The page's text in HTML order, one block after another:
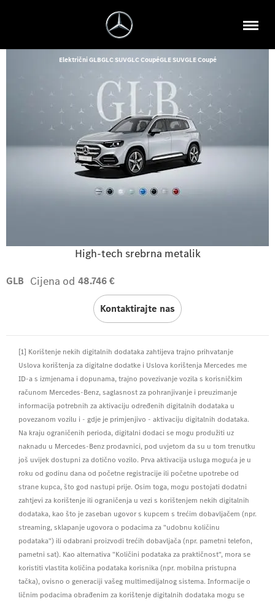
High-tech srebrna metalik
Električni GLBGLC SUVGLC CoupéGLE SUVGLE Coupé
GLB Cijena od 48.746 €
Kontaktirajte nas
[1] Korištenje nekih digitalnih dodataka zahtijeva trajno prihvatanje
Uslova korištenja za digitalne dodatke i Uslova korištenja Mercedes me
ID-a s izmjenama i dopunama, trajno povezivanje vozila s korisničkim
računom Mercedes-Benz, saglasnost za pohranjivanje i preuzimanje
informacija potrebnih za aktivaciju određenih digitalnih dodataka u
povezanom vozilu i - gdje je primjenjivo - aktivaciju digitalnih dodataka.
Na kraju ograničenih perioda, digitalni dodaci se mogu produžiti uz
naknadu u Mercedes-Benz prodavnici, pod uvjetom da su u tom trenutku
još uvijek dostupni za dotično vozilo. Prva aktivacija usluga moguća je u
roku od godinu dana od početne registracije ili početne upotrebe od
strane kupca, što god nastupi prije. Osim toga, mogu postojati dodatni
zahtjevi za korištenje ili ograničenja u vezi s korištenjem nekih digitalnih
dodataka, kao što je zaseban ugovor s kupcem s trećim dobavljačem (npr.
streaming, sklapanje ugovora o podacima za "udobnu količinu
podataka") ili odabrani proizvodi trećih dobavljača (npr. pametni telefon,
pametni sat). Kao alternativa "Količini podataka za praktičnost", mora se
koristiti vlastita količina podataka korisnika (npr. mobilna pristupna
tačka), ovisno o generaciji vašeg multimedijalnog sistema. Informacije o
ličnim podacima obrađenim za korištenje digitalnih dodataka mogu se